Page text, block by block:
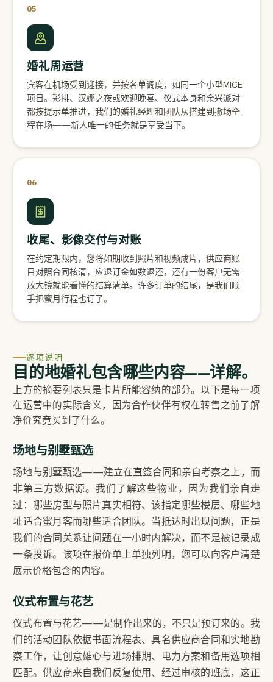
05
婚礼周运营
宾客在机场受到迎接，并按名单调度，如同一个小型MICE
项目。彩排、汉娜之夜或欢迎晚宴、仪式本身和余兴派对
都按提示单推进，我们的婚礼经理和团队从搭建到撤场全
程在场——新人唯一的任务就是享受当下。
06
收尾、影像交付与对账
在约定期限内，您将如期收到照片和视频成片，供应商账
目对照合同核清，应退订金如数退还，还有一份客户无需
放大镜就能看懂的结算清单。许多订单的结尾，是我们顺
手把蜜月行程也订了。
逐项说明
目的地婚礼包含哪些内容——详解。
上方的摘要列表只是卡片所能容纳的部分。以下是每一项
在运营中的实际含义，因为合作伙伴有权在转售之前了解
净价究竟买到了什么。
场地与别墅甄选
场地与别墅甄选——建立在直签合同和亲自考察之上，而
非第三方数据源。我们了解这些物业，因为我们亲自走
过：哪些房型与照片真实相符、该指定哪些楼层、哪些地
址适合蜜月客而哪些适合团队。当抵达时出现问题，正是
我们的合同关系让问题在一小时内解决，而不是被记录成
一条投诉。该项在报价单上单独列明，您可以向客户清楚
展示价格包含的内容。
仪式布置与花艺
仪式布置与花艺——是制作出来的，不只是预订来的。我
们的活动团队依据书面流程表、具名供应商合同和实地勘
察工作，让创意雄心与进场排期、电力方案和备用选项相
匹配。供应商来自我们反复使用、经过审核的班底，这正